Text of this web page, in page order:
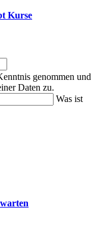
Kurse
genommen und
Daten zu.
Was ist